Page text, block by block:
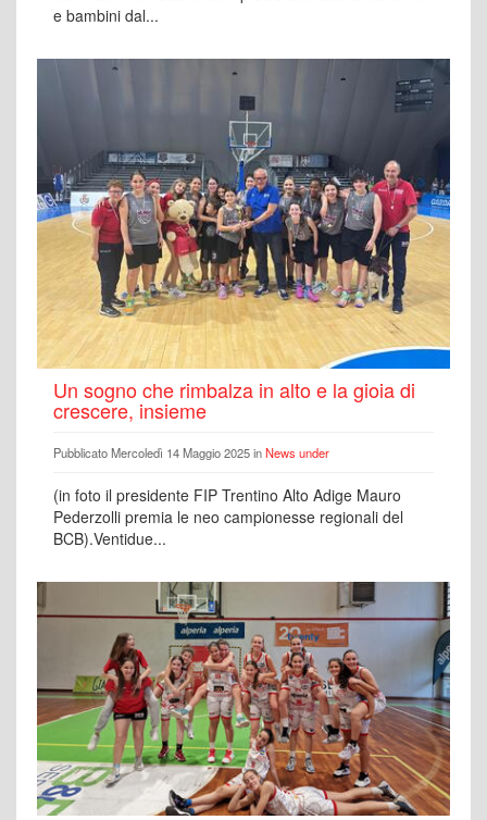
e bambini dal...
Un sogno che rimbalza in alto e la gioia di
crescere, insieme
Pubblicato Mercoledì 14 Maggio 2025 inNews under
(in foto il presidente FIP Trentino Alto Adige Mauro
Pederzolli premia le neo campionesse regionali del
BCB).Ventidue...